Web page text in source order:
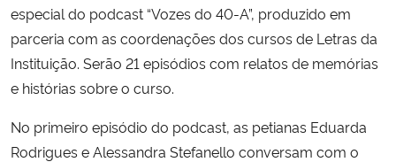
Ministério do Turismo
Ministério do Desenvolvimento Regional
Controladoria-Geral da União
especial do podcast “Vozes do 40-A”, produzido em
parceria com as coordenações dos cursos de Letras da
Instituição. Serão 21 episódios com relatos de memórias
e histórias sobre o curso.
No primeiro episódio do podcast, as petianas Eduarda
Rodrigues e Alessandra Stefanello conversam com o